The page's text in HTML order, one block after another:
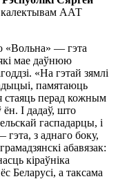
калектывам ААТ
«Вольна» — гэта
мае даўнюю
«На гэтай зямлі
памятаюць
стаяць перад кожным
ён. І дадаў, што
гаспадарцы, і
з аднаго боку,
абавязак:
кіраўніка
Беларусі, а таксама